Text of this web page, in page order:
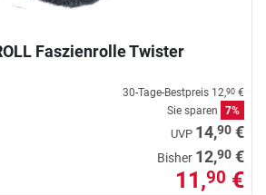
Faszienrolle Twister
30-Tage-Bestpreis 12,90 €
Sie sparen
7%
UVP 14,90 €
Bisher 12,90 €
11,90 €